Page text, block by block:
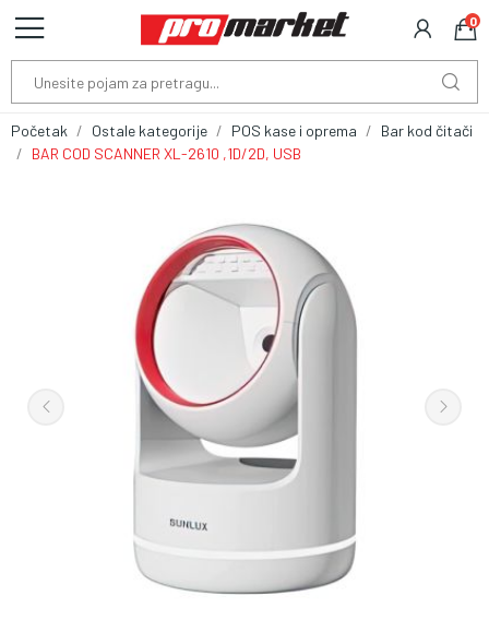
0
Početak Ostale kategorije POS kase i oprema
Bar kod čitači
BAR COD SCANNER XL-2610 ,1D/2D, USB